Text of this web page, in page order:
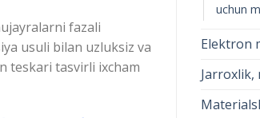
uchun
Elektron
Jarroxlik,
fazali
usuli bilan uzluksiz va
teskari tasvirli ixcham